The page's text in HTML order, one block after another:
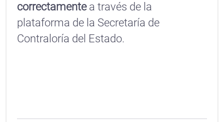
correctamentea través de la
plataforma de la Secretaría de
Contraloría del Estado.